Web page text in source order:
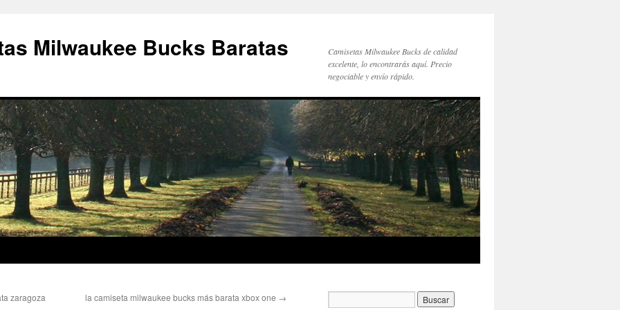
Milwaukee Bucks Baratas
Camisetas Milwaukee Bucks de calidad
excelente, lo encontrarás aquí. Precio
negociable y envío rápido.
zaragoza la camiseta milwaukee bucks más barata xbox one →